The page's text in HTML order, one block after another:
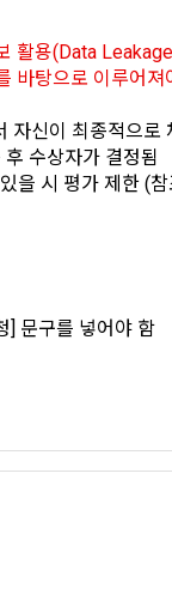
, "회원"이 거부의사
의한 것으로 간주한
법률, 전기통신기본
자보호에 관한 법률,
관계법령에 따른다.
내를 "회원"에게 통지
공하여야 한다.
비스의 이용자에 한
해당 개인정보 수집
정보의 보관기간’에
, 개인 운영 사이트
활용(Data
탕으로 이루어
신이 최종적으
수상자가 결정됨
을 시 평가 제한 (참
] 문구를 넣어야 함